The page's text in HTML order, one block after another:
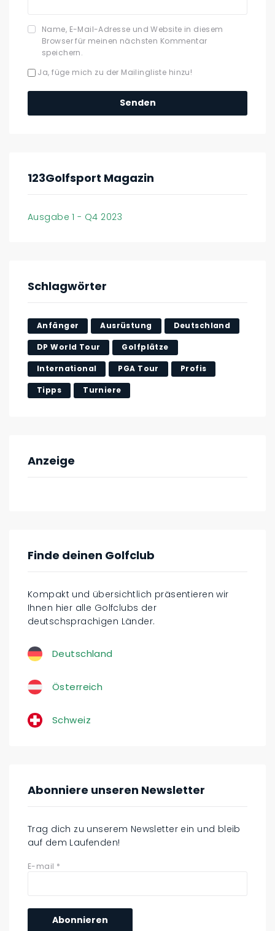
Name, E-Mail-Adresse und Website in diesem
Browser für meinen nächsten Kommentar
speichern.
Ja, füge mich zu der Mailingliste hinzu!
123Golfsport Magazin
Ausgabe 1 - Q4 2023
Schlagwörter
Anfänger Ausrüstung Deutschland
DP World Tour Golfplätze
International PGA Tour Profis
Tipps Turniere
Anzeige
Finde deinen Golfclub
Kompakt und übersichtlich präsentieren wir
Ihnen hier alle Golfclubs der
deutschsprachigen Länder.
Deutschland
Österreich
Schweiz
Abonniere unseren Newsletter
Trag dich zu unserem Newsletter ein und bleib
auf dem Laufenden!
E-mail *